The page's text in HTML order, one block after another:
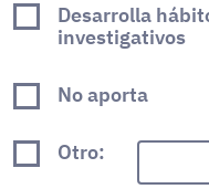
Desarrolla
investigativos
No aporta
Otro: